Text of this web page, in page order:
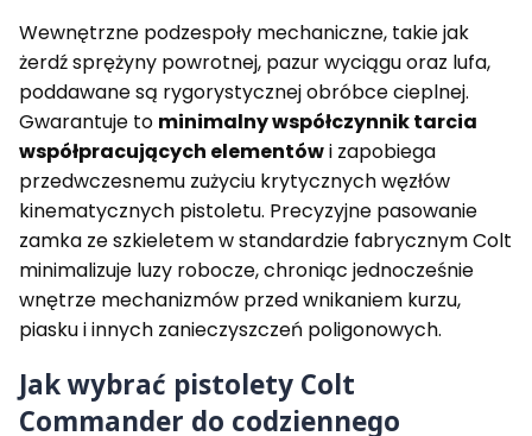
Wewnętrzne podzespoły mechaniczne, takie jak
żerdź sprężyny powrotnej, pazur wyciągu oraz lufa,
poddawane są rygorystycznej obróbce cieplnej.
Gwarantuje to minimalny współczynnik tarcia
współpracujących elementówi zapobiega
przedwczesnemu zużyciu krytycznych węzłów
kinematycznych pistoletu. Precyzyjne pasowanie
zamka ze szkieletem w standardzie fabrycznym Colt
minimalizuje luzy robocze, chroniąc jednocześnie
wnętrze mechanizmów przed wnikaniem kurzu,
piasku i innych zanieczyszczeń poligonowych.
Jak wybrać pistolety Colt
Commander do codziennego